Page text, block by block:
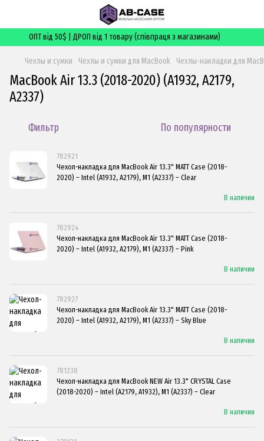
ОПТ від 50$ | ДРОП від 1 товару (співпраця з магазинами)
Чехлы и сумки Чехлы и сумки для MacBook Чехлы-накладки для
MacBook Air 13.3 (2018-2020) (A1932, A2179,
A2337)
Фильтр По популярности
782921
Чехол-накладка для MacBook Air 13.3" MATT Case (2018-
2020) – Intel (A1932, A2179), M1 (A2337) – Clear
В наличии
782924
Чехол-накладка для MacBook Air 13.3" MATT Case (2018-
2020) – Intel (A1932, A2179), M1 (A2337) – Pink
В наличии
782927
Чехол-накладка для MacBook Air 13.3" MATT Case (2018-
2020) – Intel (A1932, A2179), M1 (A2337) – Sky Blue
В наличии
781238
Чехол-накладка для MacBook NEW Air 13.3" CRYSTAL Case
(2018-2020) – Intel (A2179, A1932), M1 (A2337) – Clear
В наличии